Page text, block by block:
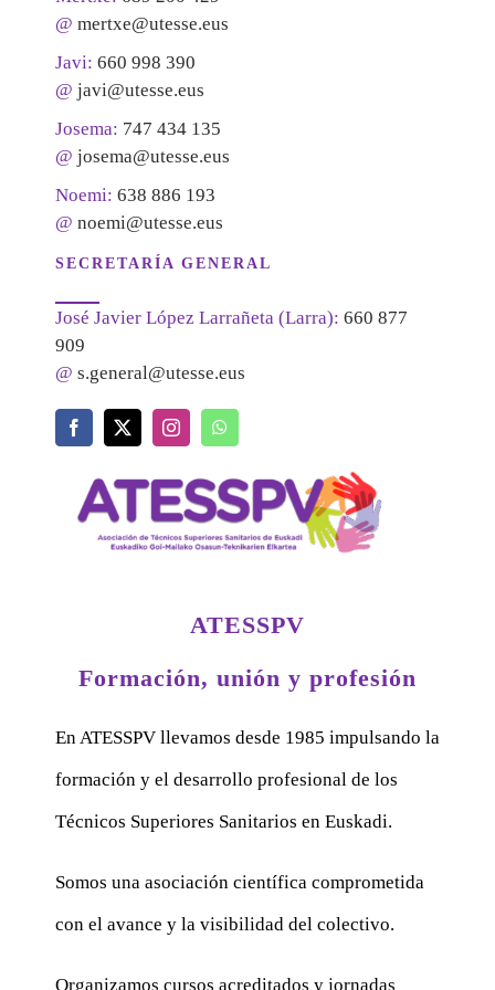
@ mertxe@utesse.eus
Javi: 660 998 390
@ javi@utesse.eus
Josema: 747 434 135
@ josema@utesse.eus
Noemi: 638 886 193
@ noemi@utesse.eus
SECRETARÍA GENERAL
José Javier López Larrañeta (Larra): 660 877
909
@ s.general@utesse.eus
ATESSPV
Formación, unión y profesión
En ATESSPV llevamos desde 1985 impulsando la
formación y el desarrollo profesional de los
Técnicos Superiores Sanitarios en Euskadi.
Somos una asociación científica comprometida
con el avance y la visibilidad del colectivo.
Organizamos cursos acreditados y jornadas